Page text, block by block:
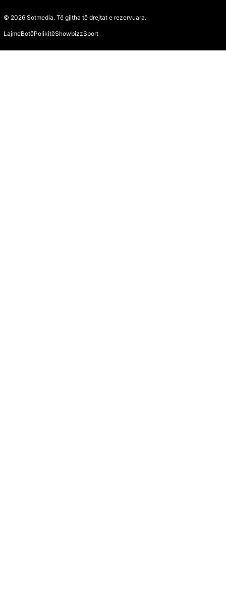
© 2026 Sotmedia. Të gjitha të drejtat e rezervuara.
LajmeBotëPolikitëShowbizzSport